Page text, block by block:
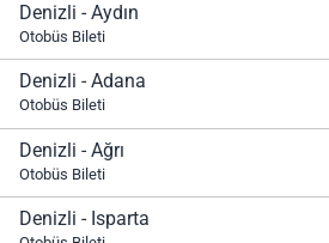
Denizli - Aydın
Otobüs Bileti
Denizli - Adana
Otobüs Bileti
Denizli - Ağrı
Otobüs Bileti
Denizli - Isparta